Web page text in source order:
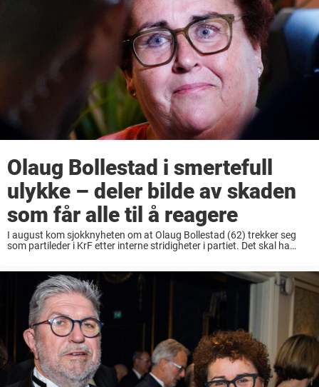
Olaug Bollestad i smertefull
ulykke – deler bilde av skaden
som får alle til å reagere
I august kom sjokknyheten om at Olaug Bollestad (62) trekker seg
som partileder i KrF etter interne stridigheter i partiet. Det skal ha